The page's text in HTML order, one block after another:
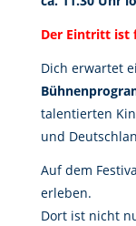
Der Eintritt ist
Dich erwartet
talentierten
und
Auf dem
erleben.
Dort ist nicht